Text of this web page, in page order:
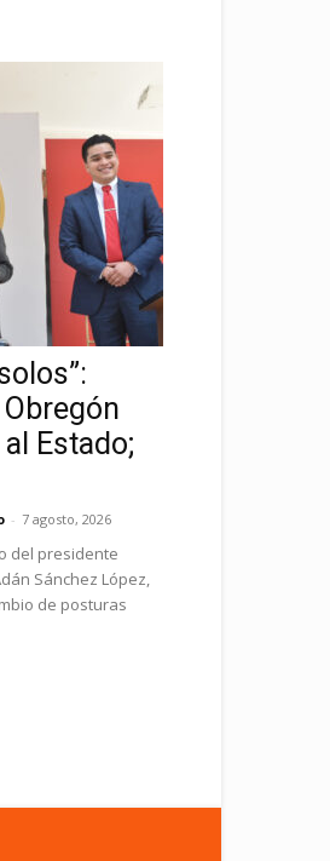
Estado;
- 7 agosto, 2026
del presidente
Sánchez López,
de posturas